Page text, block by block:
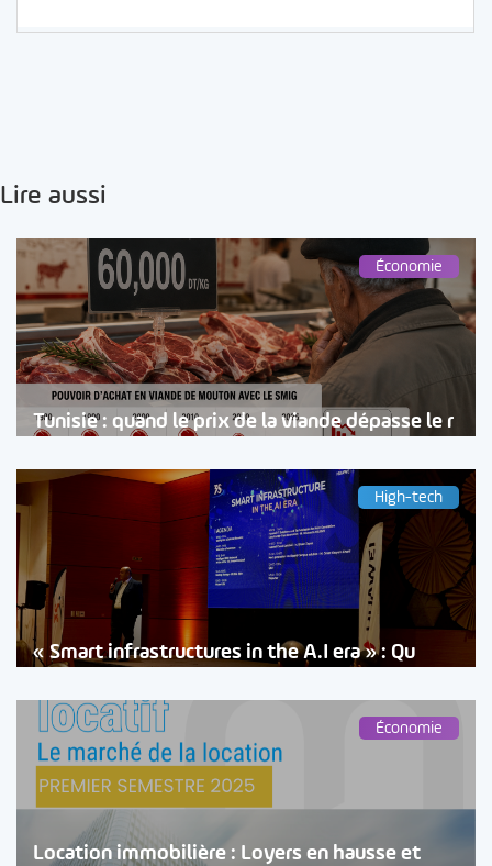
Lire aussi
Économie
Tunisie : quand le prix de la viande dépasse le r
High-tech
« Smart infrastructures in the A.I era » : Qu
Économie
Location immobilière : Loyers en hausse et